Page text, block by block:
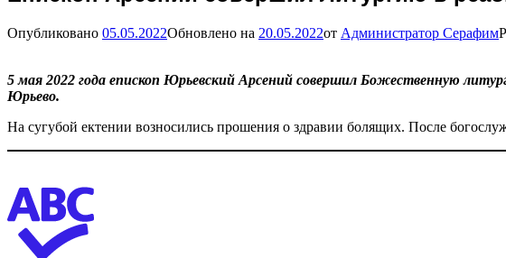
Опубликовано 05.05.2022Обновлено на 20.05.2022от Администратор Серафим
5 мая 2022 года епископ Юрьевский Арсений совершил Божественную
Юрьево.
На сугубой ектении возносились прошения о здравии болящих. После